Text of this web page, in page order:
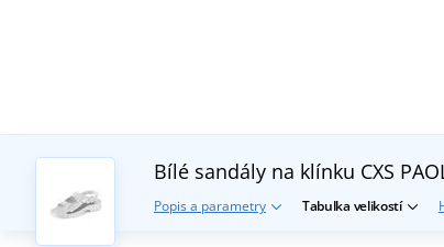
Bílé sandály na klínku CXS
Popis a parametry Tabulka velikostí